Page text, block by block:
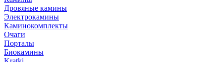
Дровяные камины
Электрокамины
Каминокомплекты
Очаги
Порталы
Биокамины